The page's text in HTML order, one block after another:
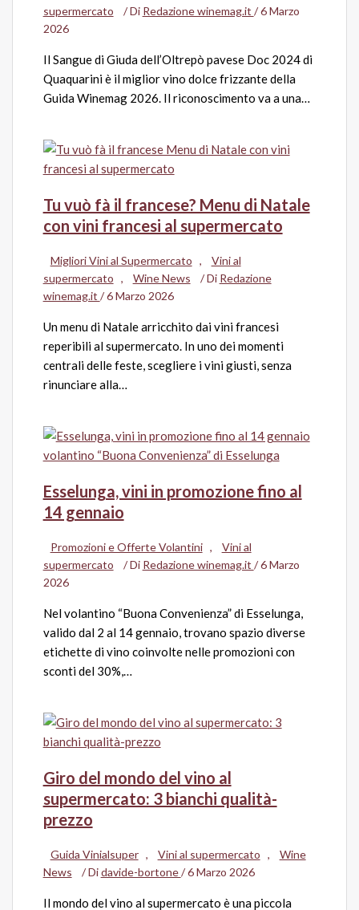
supermercato
/ Di Redazione winemag.it /6 Marzo
2026
Il Sangue di Giuda dell’Oltrepò pavese Doc 2024 di
Quaquarini è il miglior vino dolce frizzante della
Guida Winemag 2026. Il riconoscimento va a una…
Tu vuò fà il francese? Menu di Natale
con vini francesi al supermercato
Migliori Vini al Supermercato ,
Vini al
supermercato , Wine News / Di Redazione
winemag.it /6 Marzo 2026
Un menu di Natale arricchito dai vini francesi
reperibili al supermercato. In uno dei momenti
centrali delle feste, scegliere i vini giusti, senza
rinunciare alla…
Esselunga, vini in promozione fino al
14 gennaio
Promozioni e Offerte Volantini ,
Vini al
supermercato
/ Di Redazione winemag.it /6 Marzo
2026
Nel volantino “Buona Convenienza” di Esselunga,
valido dal 2 al 14 gennaio, trovano spazio diverse
etichette di vino coinvolte nelle promozioni con
sconti del 30%,…
Giro del mondo del vino al
supermercato: 3 bianchi qualità-
prezzo
Guida Vinialsuper , Vini al supermercato ,
Wine
News
/ Didavide-bortone/6 Marzo 2026
Il mondo del vino al supermercato è una piccola